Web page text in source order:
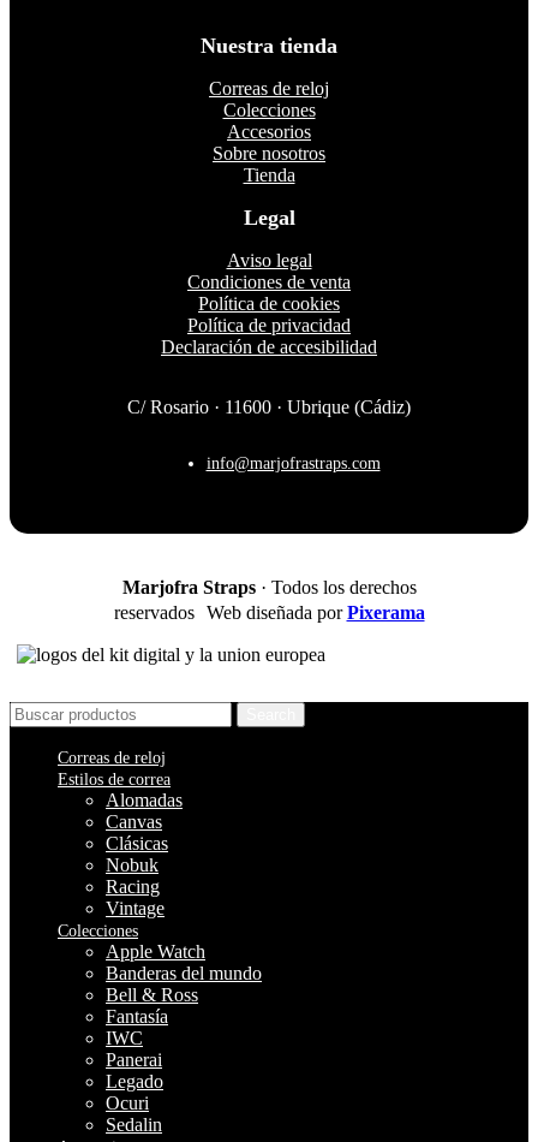
producto
Nuestra tienda
Correas de reloj
Colecciones
Accesorios
Sobre nosotros
Tienda
Legal
Aviso legal
Condiciones de venta
Política de cookies
Política de privacidad
Declaración de accesibilidad
C/ Rosario · 11600 · Ubrique (Cádiz)
info@marjofrastraps.com
Marjofra Straps· Todos los derechos
reservados Web diseñada porPixerama
Correas de reloj
Estilos de correa
Alomadas
Canvas
Clásicas
Nobuk
Racing
Vintage
Colecciones
Apple Watch
Banderas del mundo
Bell & Ross
Fantasía
IWC
Panerai
Legado
Ocuri
Sedalin